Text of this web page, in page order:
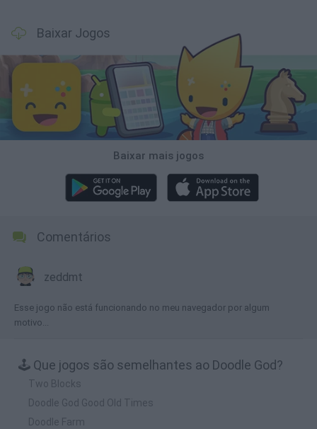
Baixar Jogos
Baixar mais jogos
Comentários
zeddmt
Esse jogo não está funcionando no meu navegador por algum
motivo...
🕹️ Que jogos são semelhantes ao Doodle God?
Two Blocks
Doodle God Good Old Times
Doodle Farm